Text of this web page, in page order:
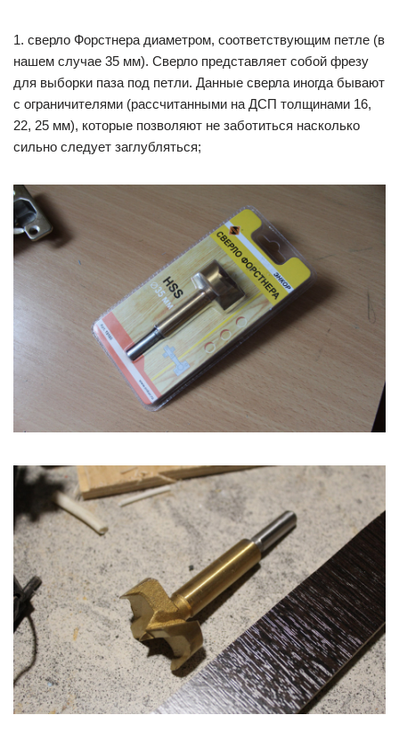
1. сверло Форстнера диаметром, соответствующим петле (в
нашем случае 35 мм). Сверло представляет собой фрезу
для выборки паза под петли. Данные сверла иногда бывают
с ограничителями (рассчитанными на ДСП толщинами 16,
22, 25 мм), которые позволяют не заботиться насколько
сильно следует заглубляться;